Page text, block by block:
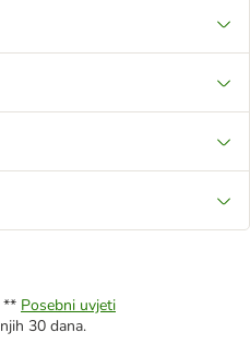
** Posebni uvjeti
30 dana.